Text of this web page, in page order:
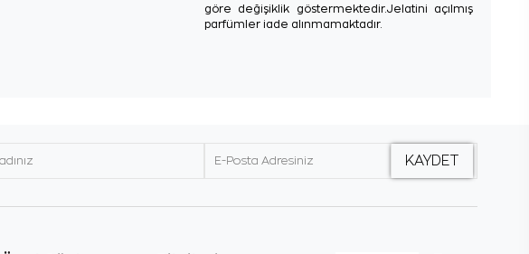
göre değişiklik göstermektedir.Jelatini açılmış
parfümler iade alınmamaktadır.